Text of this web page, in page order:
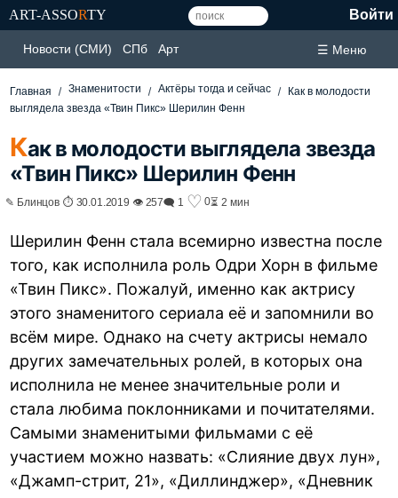
ART-ASSORTY Войти
Новости (СМИ) СПб Арт ☰ Меню
Главная Знаменитости Актёры тогда и сейчас
Как в молодости
выглядела звезда «Твин Пикс» Шерилин Фенн
Как в молодости выглядела звезда
«Твин Пикс» Шерилин Фенн
✎ Блинцов ⏱ 30.01.2019 👁 257🗨 1 ♡ 0⏳ 2 мин
Шерилин Фенн стала всемирно известна после
того, как исполнила роль Одри Хорн в фильме
«Твин Пикс». Пожалуй, именно как актрису
этого знаменитого сериала её и запомнили во
всём мире. Однако на счету актрисы немало
других замечательных ролей, в которых она
исполнила не менее значительные роли и
стала любима поклонниками и почитателями.
Самыми знаменитыми фильмами с её
участием можно назвать: «Слияние двух лун»,
«Джамп-стрит, 21», «Диллинджер», «Дневник